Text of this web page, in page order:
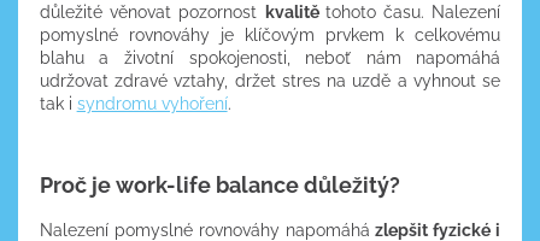
důležité věnovat pozornost
kvalitě tohoto času. Nalezení
pomyslné rovnováhy je klíčovým prvkem k celkovému
blahu a životní spokojenosti, neboť nám napomáhá
udržovat zdravé vztahy, držet stres na uzdě a vyhnout se
tak i syndromu vyhoření.
Proč je work-life balance důležitý?
Nalezení pomyslné rovnováhy napomáházlepšit fyzické i